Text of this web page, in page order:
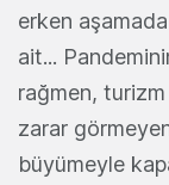
erken
ait...
rağmen,
zarar
büyümeyle